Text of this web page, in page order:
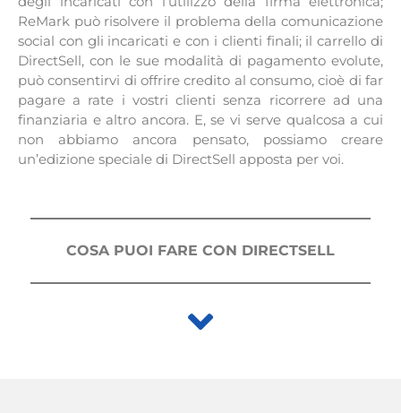
ReMark può risolvere il problema della comunicazione
social con gli incaricati e con i clienti finali; il carrello di
DirectSell, con le sue modalità di pagamento evolute,
può consentirvi di offrire credito al consumo, cioè di far
pagare a rate i vostri clienti senza ricorrere ad una
finanziaria e altro ancora. E, se vi serve qualcosa a cui
non abbiamo ancora pensato, possiamo creare
un’edizione speciale di DirectSell apposta per voi.
COSA PUOI FARE CON DIRECTSELL